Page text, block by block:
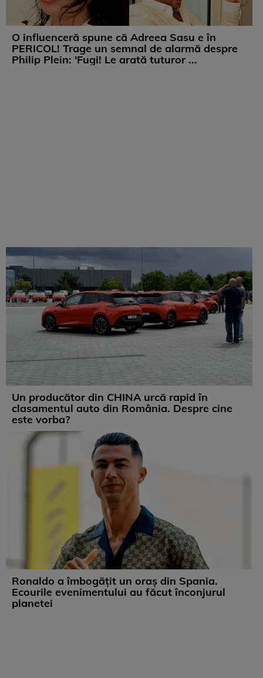
O influenceră spune că Adreea Sasu e în
PERICOL! Trage un semnal de alarmă despre
Philip Plein: 'Fugi! Le arată tuturor ...
Un producător din CHINA urcă rapid în
clasamentul auto din România. Despre cine
este vorba?
Ronaldo a îmbogățit un oraș din Spania.
Ecourile evenimentului au făcut înconjurul
planetei